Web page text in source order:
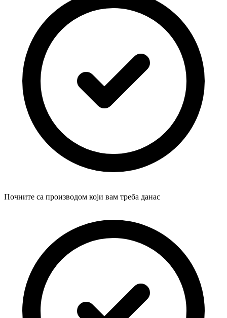
Почните са производом који вам треба данас